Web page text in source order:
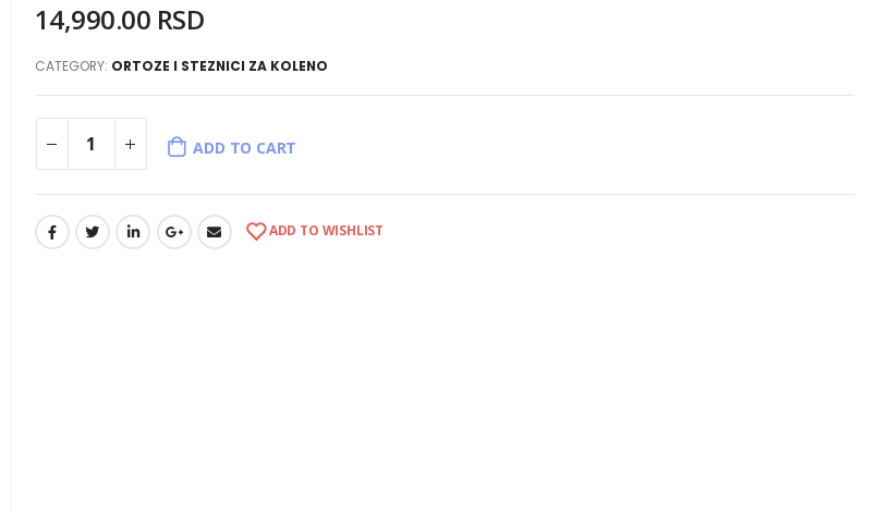
14,990.00 RSD
CATEGORY: ORTOZE I STEZNICI ZA KOLENO
ADD TO CART
ADD TO WISHLIST